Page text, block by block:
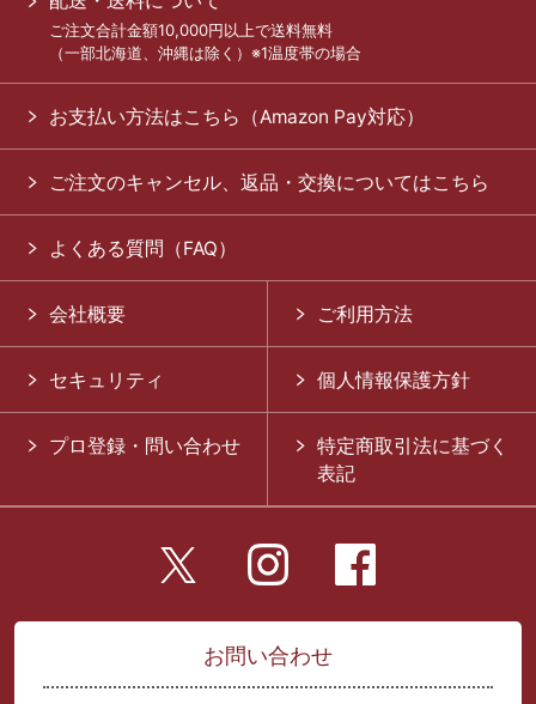
ご注文合計金額10,000円以上で送料無料
（一部北海道、沖縄は除く）※1温度帯の場合
お支払い方法はこちら（Amazon Pay対応）
ご注文のキャンセル、返品・交換についてはこちら
よくある質問（FAQ）
会社概要 ご利用方法
セキュリティ 個人情報保護方針
プロ登録・問い合わせ
特定商取引法に基づく
表記
お問い合わせ